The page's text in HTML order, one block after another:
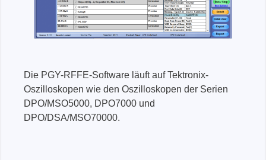
Die PGY-RFFE-Software läuft auf Tektronix-
Oszilloskopen wie den Oszilloskopen der Serien
DPO/MSO5000, DPO7000 und
DPO/DSA/MSO70000.